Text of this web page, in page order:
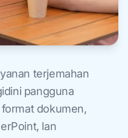
terjemahan
pangguna
dokumen,
lan